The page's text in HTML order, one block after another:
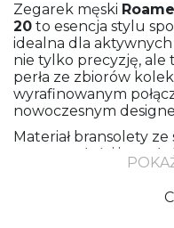
Zegarek męski
20 to esencja stylu
idealna dla
nie tylko precyzję, ale
perła ze zbiorów
wyrafinowanym
nowoczesnym
Materiał bransolety
wytrzymałości i
nawet w
uszkodzenia.
utrzymana w